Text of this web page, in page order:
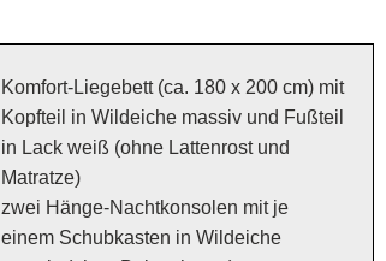
Komfort-Liegebett (ca. 180 x 200 cm) mit
Kopfteil in Wildeiche massiv und Fußteil
in Lack weiß (ohne Lattenrost und
Matratze)
zwei Hänge-Nachtkonsolen mit je
einem Schubkasten in Wildeiche